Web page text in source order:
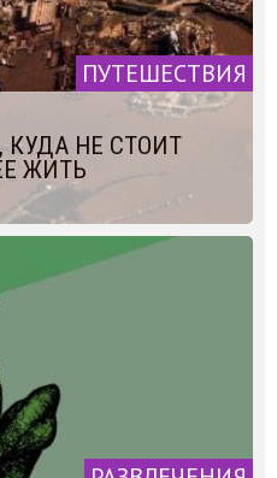
ПУТЕШЕСТВИЯ
КУДА НЕ СТОИТ
ЖИТЬ